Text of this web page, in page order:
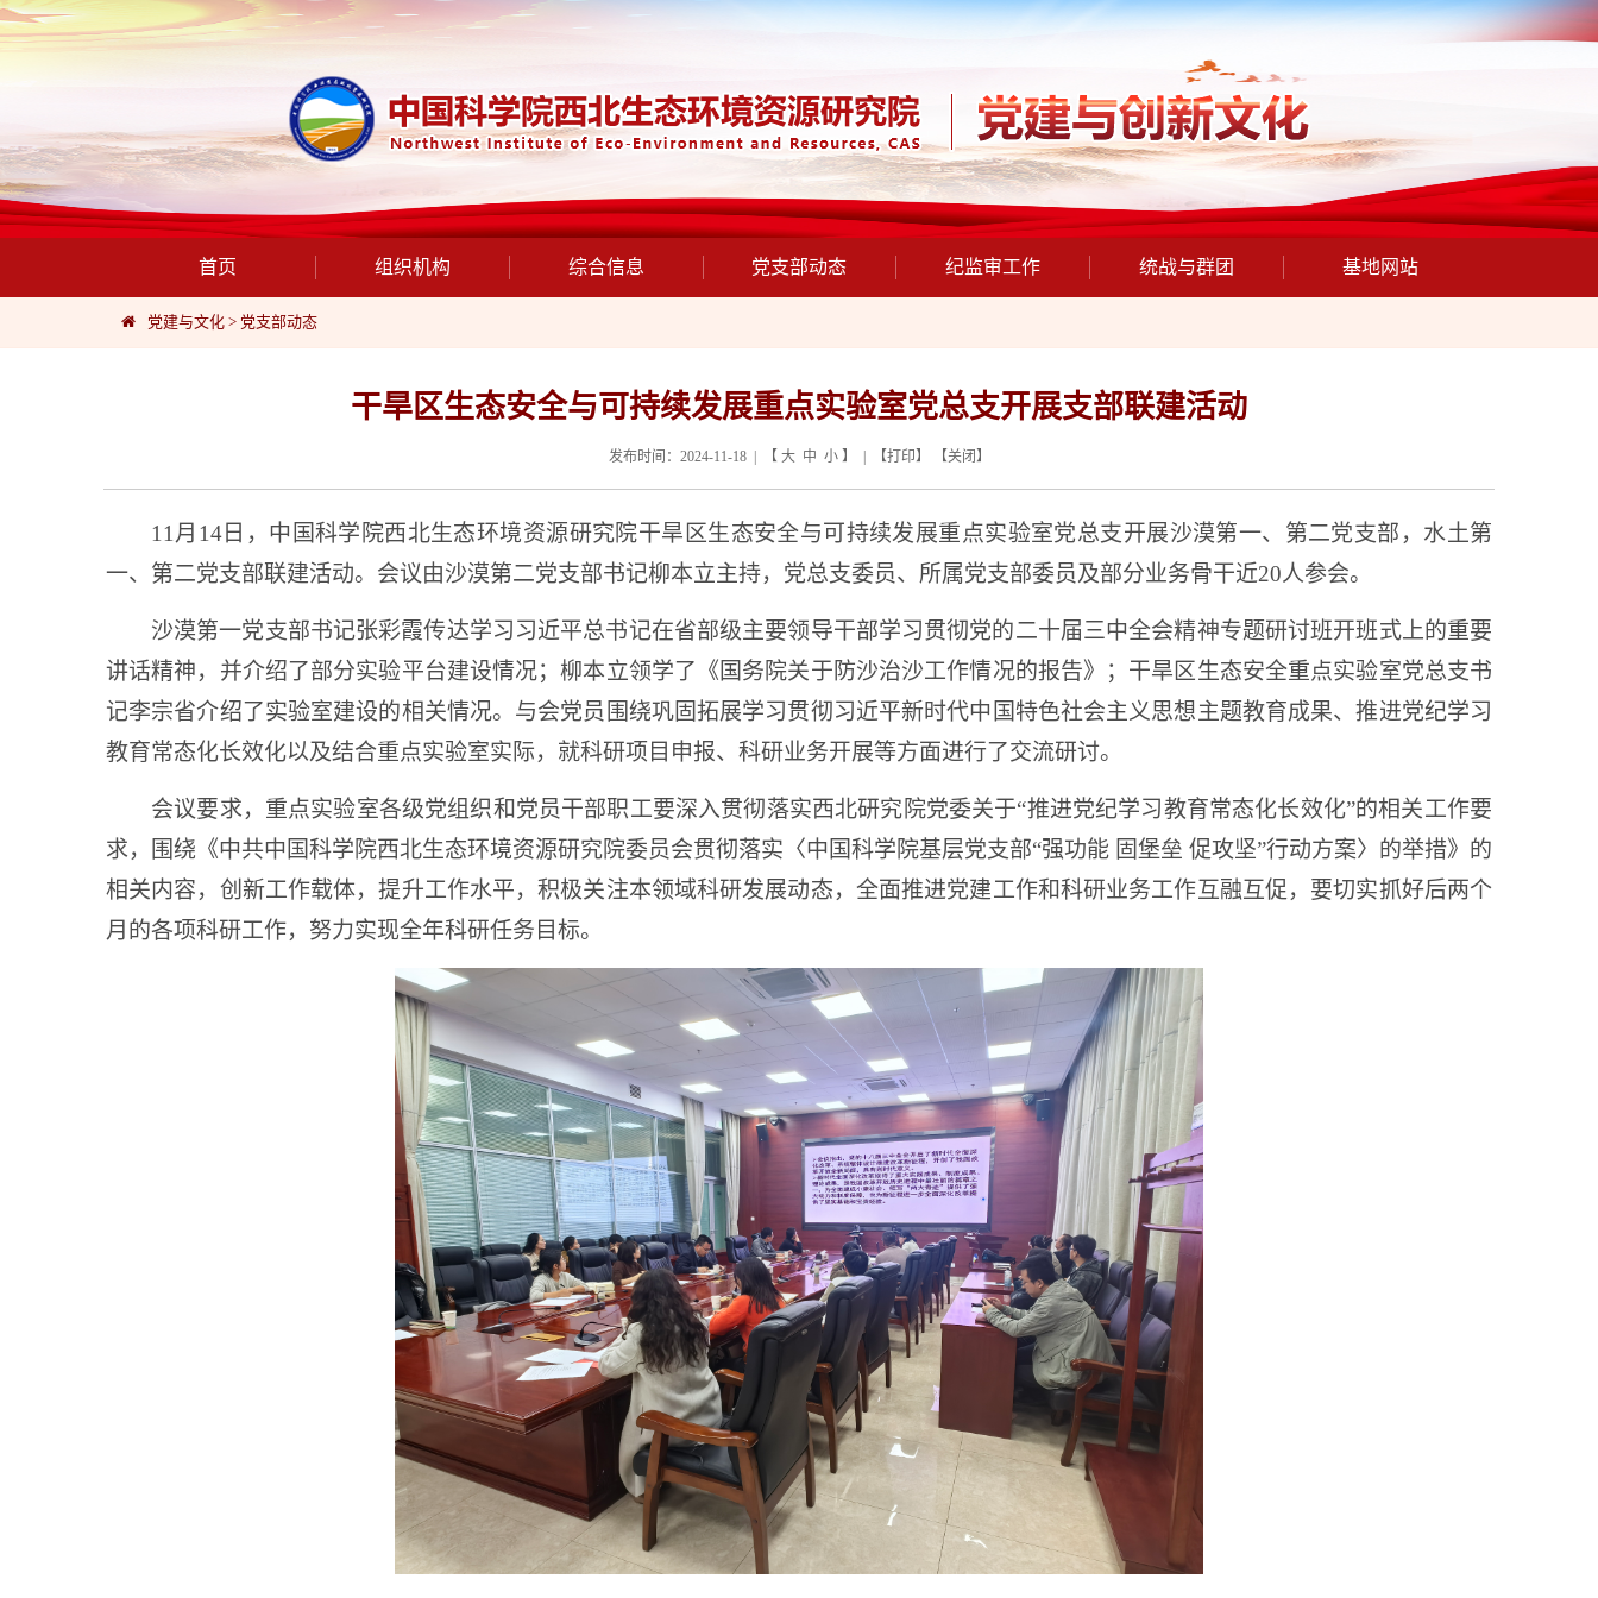
首页 组织机构 综合信息 党支部动态 纪监审工作 统战与群团 基地网站
党建与文化 > 党支部动态
干旱区生态安全与可持续发展重点实验室党总支开展支部联建活动
发布时间：2024-11-18 | 【 大 中 小】 | 【打印】 【关闭 】
11月14日， 中国科学院西北生态环境资源研究院干旱区生态安全与可持续发展重点实验室党总支开展沙漠第一、第二党支部，水土第
一、第二党支部联建活动。会议由沙漠第二党支部书记柳本立主持，党总支委员、所属党支部委员及部分业务骨干近20人参会。
沙漠第一党支部书记张彩霞传达学习习近平总书记在省部级主要领导干部学习贯彻党的二十届三中全会精神专题研讨班开班式上的重要
讲话精神，并介绍了部分实验平台建设情况；柳本立领学了《国务院关于防沙治沙工作情况的报告》；干旱区生态安全重点实验室党总支书
记李宗省介绍了实验室建设的相关情况。与会党员围绕巩固拓展学习贯彻习近平新时代中国特色社会主义思想主题教育成果、推进党纪学习
教育常态化长效化以及结合重点实验室实际，就科研项目申报、科研业务开展等方面进行了交流研讨。
会议要求，重点实验室各级党组织和党员干部职工要深入贯彻落实西北研究院党委关于“推进党纪学习教育常态化长效化”的相关工作要
求，围绕《中共中国科学院西北生态环境资源研究院委员会贯彻落实〈中国科学院基层党支部“强功能 固堡垒 促攻坚”行动方案〉的举措》的
相关内容，创新工作载体，提升工作水平，积极关注本领域科研发展动态，全面推进党建工作和科研业务工作互融互促，要切实抓好后两个
月的各项科研工作，努力实现全年科研任务目标。